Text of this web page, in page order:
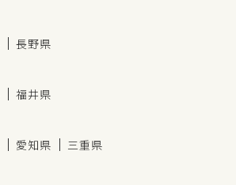
長野県
福井県
愛知県 三重県